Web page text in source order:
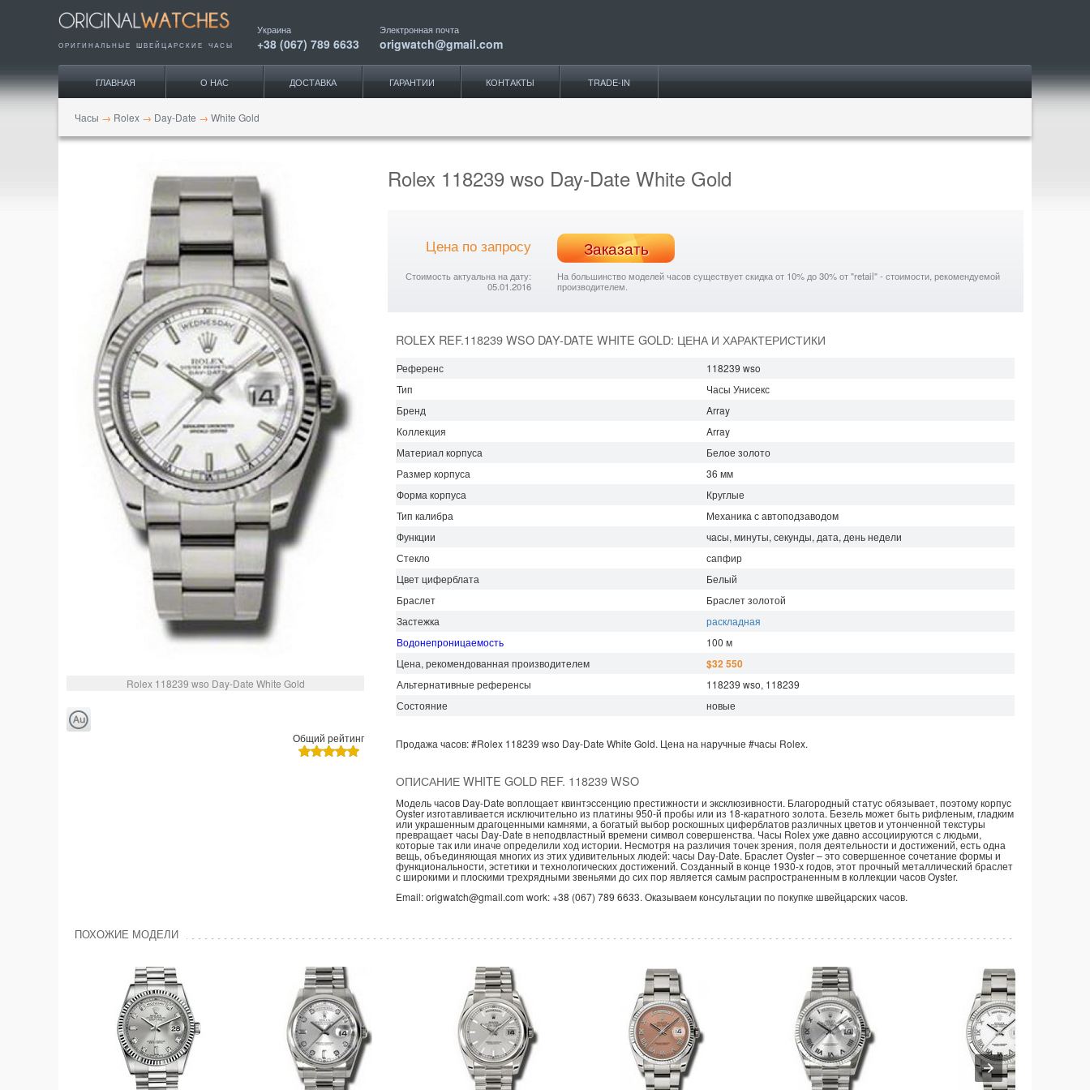
ОРИГИНАЛЬНЫЕ ШВЕЙЦАРСКИЕ ЧАСЫ
Украина
+38 (067) 789 6633
Электронная почта
origwatch@gmail.com
ГЛАВНАЯ О НАС ДОСТАВКА ГАРАНТИИ КОНТАКТЫ TRADE-IN
Часы → Rolex → Day-Date → White Gold
Rolex 118239 wso Day-Date White Gold
Общий рейтинг
Rolex 118239 wso Day-Date White Gold
Цена по запросу Заказать
Стоимость актуальна на дату:
05.01.2016
На большинство моделей часов существует скидка от 10% до 30% от "retail" - стоимости, рекомендуемой
производителем.
ROLEX REF.118239 WSO DAY-DATE WHITE GOLD: ЦЕНА И ХАРАКТЕРИСТИКИ
Референс
118239 wso
Тип
Часы Унисекс
Бренд
Array
Коллекция
Array
Материал корпуса
Белое золото
Размер корпуса
36 мм
Форма корпуса
Круглые
Тип калибра
Механика с автоподзаводом
Функции
часы, минуты, секунды, дата, день недели
Стекло
сапфир
Цвет циферблата
Белый
Браслет
Браслет золотой
Застежка
раскладная
Водонепроницаемость
100 м
Цена, рекомендованная производителем
$32 550
Альтернативные референсы
118239 wso, 118239
Состояние
новые
Продажа часов:#Rolex 118239 wso Day-Date White Gold. Цена на наручные #часы Rolex.
ОПИСАНИЕ WHITE GOLD REF. 118239 WSO
Модель часов Day-Date воплощает квинтэссенцию престижности и эксклюзивности. Благородный статус обязывает, поэтому корпус
Oyster изготавливается исключительно из платины 950-й пробы или из 18-каратного золота. Безель может быть рифленым, гладким
или украшенным драгоценными камнями, а богатый выбор роскошных циферблатов различных цветов и утонченной текстуры
превращает часы Day-Date в неподвластный времени символ совершенства. Часы Rolex уже давно ассоциируются с людьми,
которые так или иначе определили ход истории. Несмотря на различия точек зрения, поля деятельности и достижений, есть одна
вещь, объединяющая многих из этих удивительных людей: часы Day-Date. Браслет Oyster – это совершенное сочетание формы и
функциональности, эстетики и технологических достижений. Созданный в конце 1930-х годов, этот прочный металлический браслет
с широкими и плоскими трехрядными звеньями до сих пор является самым распространенным в коллекции часов Oyster.
Email: origwatch@gmail.com work: +38 (067) 789 6633. Оказываем консультации по покупке швейцарских часов.
ПОХОЖИЕ МОДЕЛИ